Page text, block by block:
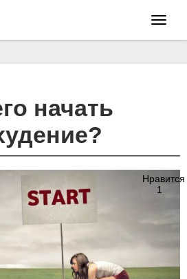
начать
Нравится
1